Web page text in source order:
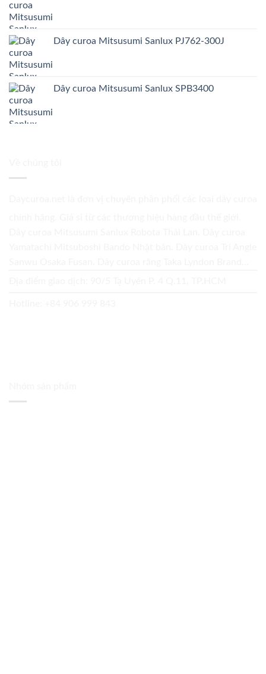
Dây curoa Mitsusumi Sanlux PJ762-300J
Dây curoa Mitsusumi Sanlux SPB3400